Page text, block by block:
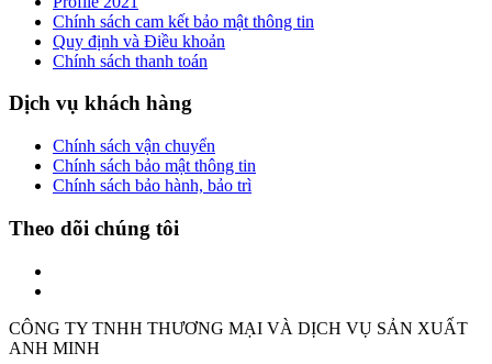
Chính sách cam kết bảo mật thông tin
Quy định và Điều khoản
Chính sách thanh toán
Dịch vụ khách hàng
Chính sách vận chuyển
Chính sách bảo mật thông tin
Chính sách bảo hành, bảo trì
Theo dõi chúng tôi
CÔNG TY TNHH THƯƠNG MẠI VÀ DỊCH VỤ SẢN XUẤT
ANH MINH